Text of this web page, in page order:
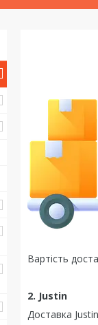
Вартість
2. Justin
Доставка